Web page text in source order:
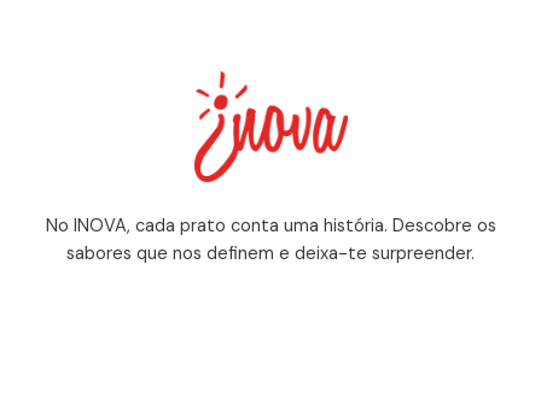
No INOVA, cada prato conta uma história. Descobre os
sabores que nos definem e deixa-te surpreender.